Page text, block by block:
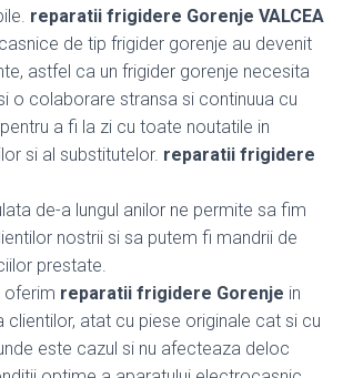
reparatii frigidere Gorenje VALCEA
de tip frigider gorenje au devenit
astfel ca un frigider gorenje necesita
o colaborare stransa si continuua cu
a fi la zi cu toate noutatile in
si al substitutelor. reparatii frigidere
de-a lungul anilor ne permite sa fim
nostrii si sa putem fi mandrii de
prestate.
oferim reparatii frigidere Gorenje in
clientilor, atat cu piese originale cat si cu
este cazul si nu afecteaza deloc